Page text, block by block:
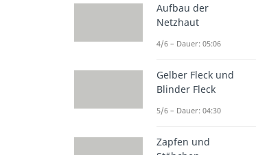
Aufbau der
Netzhaut
4/6 – Dauer: 05:06
Gelber Fleck und
Blinder Fleck
5/6 – Dauer: 04:30
Zapfen und